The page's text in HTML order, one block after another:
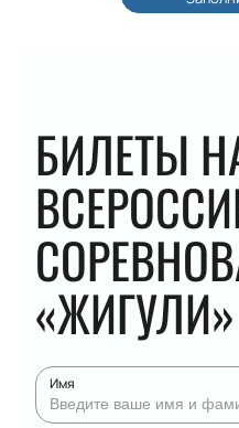
БИЛЕТЫ
«ЖИГУЛИ»
Имя